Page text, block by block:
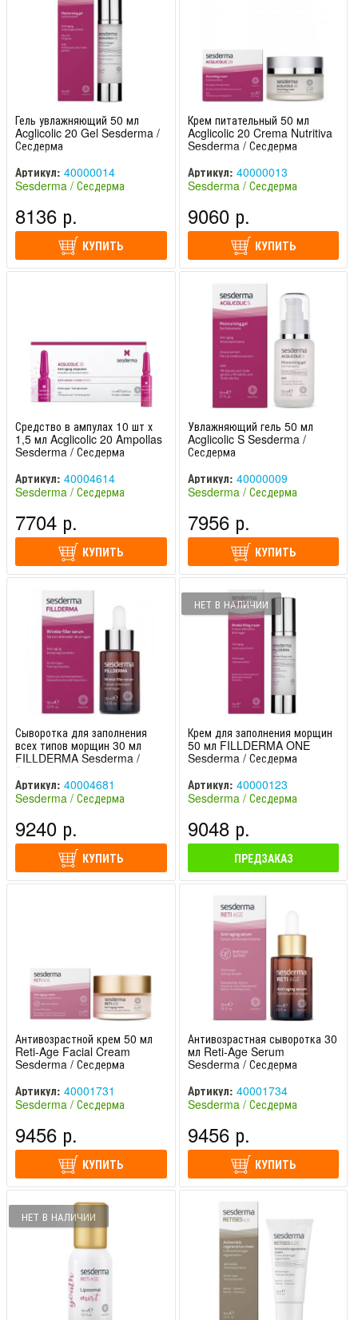
Гель увлажняющий 50 мл
Acglicolic 20 Gel Sesderma /
Сесдерма
Артикул: 40000014
Sesderma / Сесдерма
8136 р.
КУПИТЬ
Крем питательный 50 мл
Acglicolic 20 Crema Nutritiva
Sesderma / Сесдерма
Артикул: 40000013
Sesderma / Сесдерма
9060 р.
КУПИТЬ
Средство в ампулах 10 шт х
1,5 мл Acglicolic 20 Ampollas
Sesderma / Сесдерма
Артикул: 40004614
Sesderma / Сесдерма
7704 р.
КУПИТЬ
Увлажняющий гель 50 мл
Acglicolic S Sesderma /
Сесдерма
Артикул: 40000009
Sesderma / Сесдерма
7956 р.
КУПИТЬ
Сыворотка для заполнения
всех типов морщин 30 мл
FILLDERMA Sesderma /
Сесдерма
Артикул: 40004681
Sesderma / Сесдерма
9240 р.
КУПИТЬ
НЕТ В НАЛИЧИИ
Крем для заполнения морщин
50 мл FILLDERMA ONE
Sesderma / Сесдерма
Артикул: 40000123
Sesderma / Сесдерма
9048 р.
ПРЕДЗАКАЗ
Антивозрастной крем 50 мл
Reti-Age Facial Cream
Sesderma / Сесдерма
Артикул: 40001731
Sesderma / Сесдерма
9456 р.
КУПИТЬ
Антивозрастная сыворотка 30
мл Reti-Age Serum
Sesderma / Сесдерма
Артикул: 40001734
Sesderma / Сесдерма
9456 р.
КУПИТЬ
НЕТ В НАЛИЧИИ